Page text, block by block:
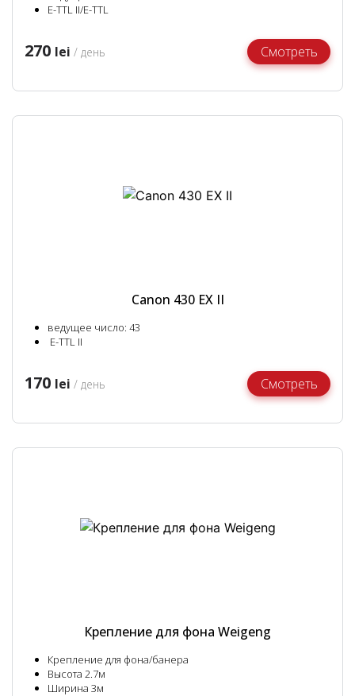
E-TTL II/E-TTL
270 lei / день Смотреть
Canon 430 EX II
ведущее число: 43
E-TTL II
170 lei / день Смотреть
Крепление для фона Weigeng
Крепление для фона/банера
Высота 2.7м
Ширина 3м